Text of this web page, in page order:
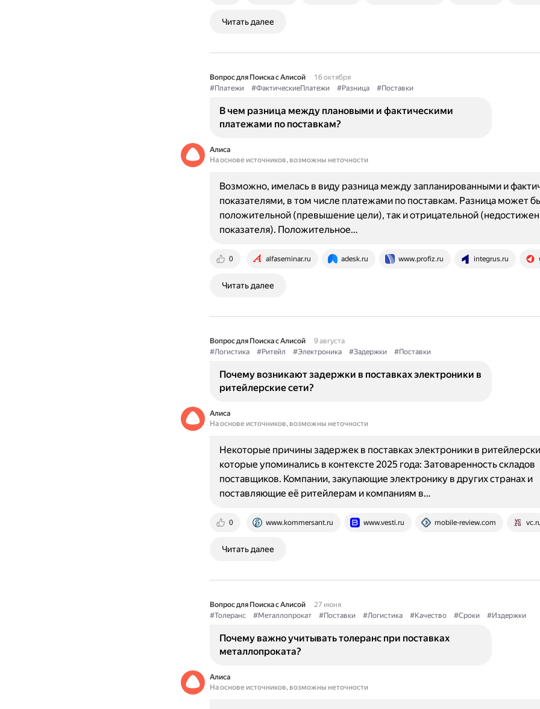
Читать далее
Вопрос для Поиска с Алисой
16 октября
#Платежи
#ФактическиеПлатежи #Разница #Поставки
В чем разница между плановыми и фактическими
платежами по поставкам?
Алиса
На основе источников, возможны неточности
0 alfaseminar.ru adesk.ru www.profiz.ru integrus.ru
Возможно, имелась в виду разница между запланированными и
показателями, в том числе платежами по поставкам. Разница может
положительной (превышение цели), так и отрицательной
показателя). Положительное…
Читать далее
Вопрос для Поиска с Алисой
9 августа
#Логистика
#Ритейл #Электроника #Задержки #Поставки
Почему возникают задержки в поставках электроники в
ритейлерские сети?
Алиса
На основе источников, возможны неточности
0 www.kommersant.ru www.vesti.ru mobile-review.com
Некоторые причины задержек в поставках электроники в
которые упоминались в контексте 2025 года: Затоваренность складов
поставщиков. Компании, закупающие электронику в других странах и
поставляющие её ритейлерам и компаниям в…
Читать далее
Вопрос для Поиска с Алисой
27 июня
#Толеранс
#Металлопрокат #Поставки #Логистика #Качество #Сроки #Издержки
Почему важно учитывать толеранс при поставках
металлопроката?
Алиса
На основе источников, возможны неточности